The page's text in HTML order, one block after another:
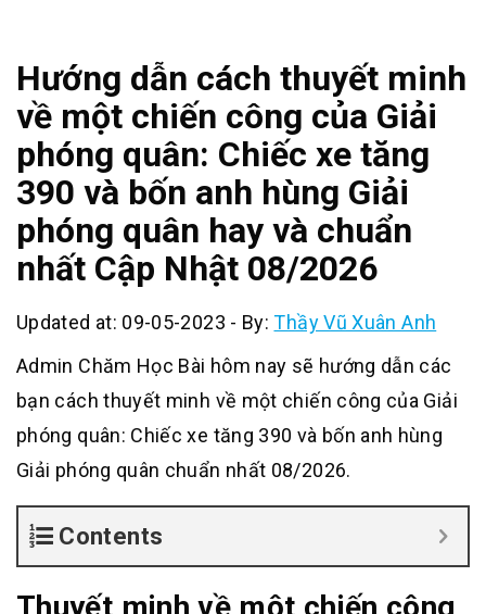
Hướng dẫn cách thuyết minh
về một chiến công của Giải
phóng quân: Chiếc xe tăng
390 và bốn anh hùng Giải
phóng quân hay và chuẩn
nhất Cập Nhật 08/2026
Updated at: 09-05-2023 - By:Thầy Vũ Xuân Anh
Admin Chăm Học Bài hôm nay sẽ hướng dẫn các
bạn cách thuyết minh về một chiến công của Giải
phóng quân: Chiếc xe tăng 390 và bốn anh hùng
Giải phóng quân chuẩn nhất 08/2026.
Contents